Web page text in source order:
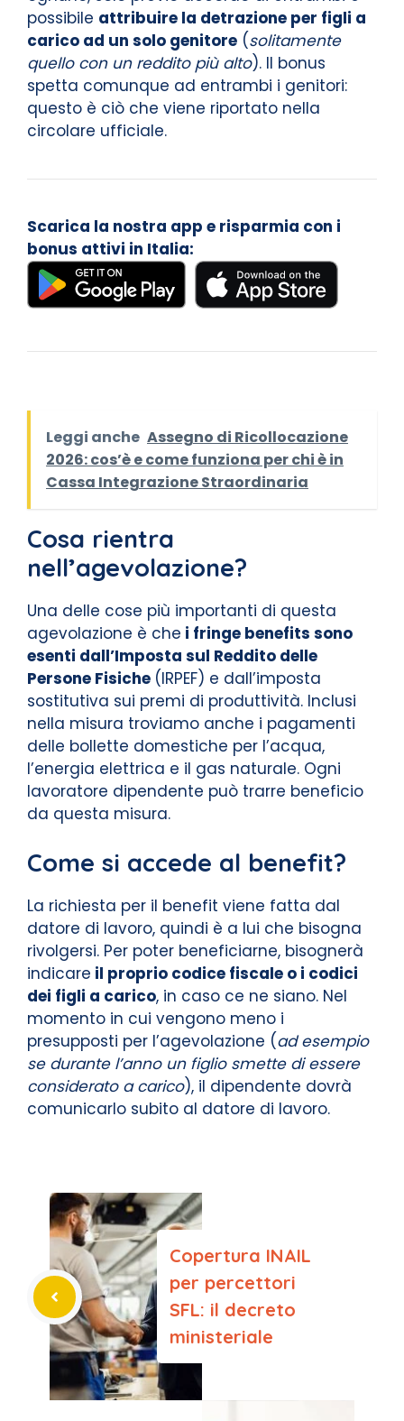
possibile attribuire la detrazione per figli a
carico ad un solo genitore (solitamente
quello con un reddito più alto). Il bonus
spetta comunque ad entrambi i genitori:
questo è ciò che viene riportato nella
circolare ufficiale.
Scarica la nostra app e risparmia con i
bonus attivi in Italia:
Leggi anche Assegno di Ricollocazione
2026: cos’è e come funziona per chi è in
Cassa Integrazione Straordinaria
Cosa rientra
nell’agevolazione?
Una delle cose più importanti di questa
agevolazione è che i fringe benefits sono
esenti dall’Imposta sul Reddito delle
Persone Fisiche (IRPEF) e dall’imposta
sostitutiva sui premi di produttività. Inclusi
nella misura troviamo anche i pagamenti
delle bollette domestiche per l’acqua,
l’energia elettrica e il gas naturale. Ogni
lavoratore dipendente può trarre beneficio
da questa misura.
Come si accede al benefit?
La richiesta per il benefit viene fatta dal
datore di lavoro, quindi è a lui che bisogna
rivolgersi. Per poter beneficiarne, bisognerà
indicare il proprio codice fiscale o i codici
dei figli a carico, in caso ce ne siano. Nel
momento in cui vengono meno i
presupposti per l’agevolazione (ad esempio
se durante l’anno un figlio smette di essere
considerato a carico), il dipendente dovrà
comunicarlo subito al datore di lavoro.
Copertura INAIL
per percettori
SFL: il decreto
ministeriale